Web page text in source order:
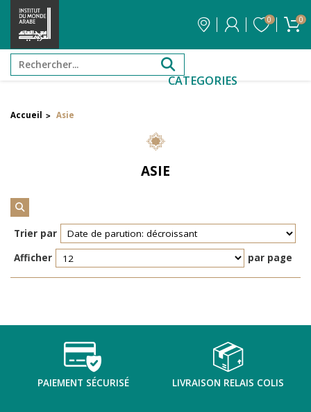
0 0
CATEGORIES
Filtrer par attribut
Réinitialiser les filtres
TENTER L'ART POUR SOIGNER
Accueil > Asie
ASIE
Trier par
Afficher
par page
PAIEMENT SÉCURISÉ LIVRAISON RELAIS COLIS